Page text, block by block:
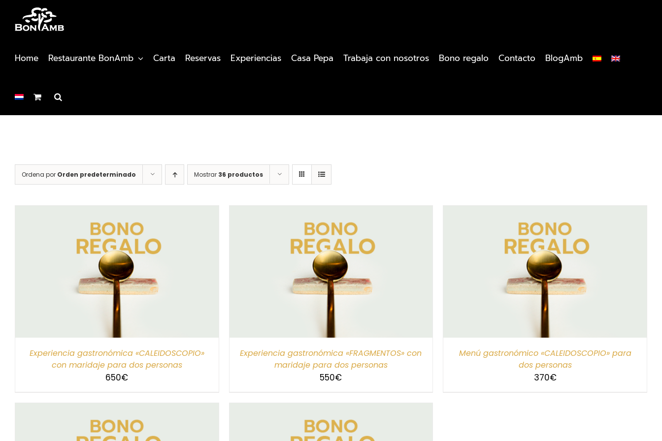
contenido
Home Restaurante BonAmb Carta Reservas Experiencias Casa Pepa Trabaja con nosotros Bono regalo Contacto BlogAmb
Ordena por Orden predeterminado Mostrar 36 productos
Experiencia gastronómica «CALEIDOSCOPIO»
con maridaje para dos personas
650€
SELECCIONAR IMPORTE
Experiencia gastronómica «FRAGMENTOS» con
maridaje para dos personas
550€
SELECCIONAR IMPORTE
Menú gastronómico «CALEIDOSCOPIO» para
dos personas
370€